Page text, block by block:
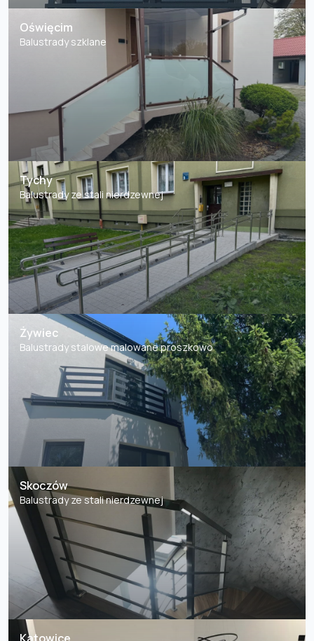
Oświęcim
Balustrady szklane
Tychy
Balustrady ze stali nierdzewnej
Żywiec
Balustrady stalowe malowane proszkowo
Skoczów
Balustrady ze stali nierdzewnej